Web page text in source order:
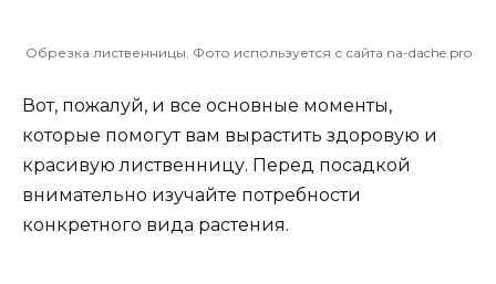
Обрезка лиственницы. Фото используется с сайта na-dache.pro
Вот, пожалуй, и все основные моменты,
которые помогут вам вырастить здоровую и
красивую лиственницу. Перед посадкой
внимательно изучайте потребности
конкретного вида растения.